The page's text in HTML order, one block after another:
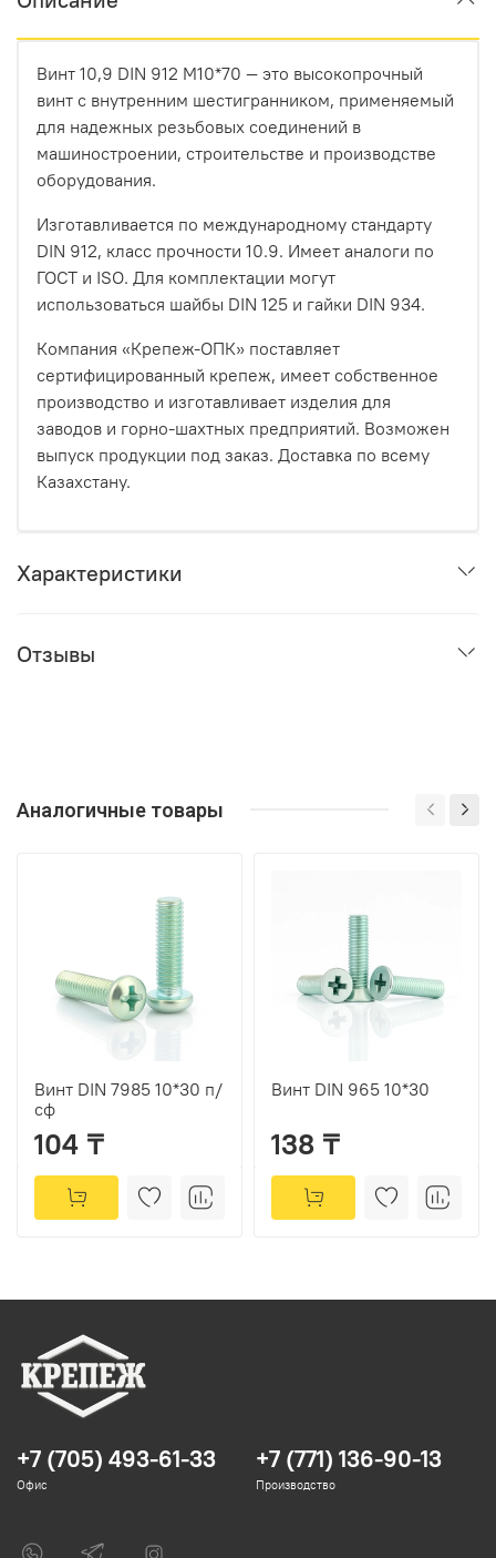
Винт 10,9 DIN 912 М10*70 — это высокопрочный
винт с внутренним шестигранником, применяемый
для надежных резьбовых соединений в
машиностроении, строительстве и производстве
оборудования.
Изготавливается по международному стандарту
DIN 912, класс прочности 10.9. Имеет аналоги по
ГОСТ и ISO. Для комплектации могут
использоваться шайбы DIN 125 и гайки DIN 934.
Компания «Крепеж-ОПК» поставляет
сертифицированный крепеж, имеет собственное
производство и изготавливает изделия для
заводов и горно-шахтных предприятий. Возможен
выпуск продукции под заказ. Доставка по всему
Казахстану.
Характеристики
Отзывы
Аналогичные товары
Винт DIN 7985 10*30 п/
сф
104 ₸
Винт DIN 965 10*30
138 ₸
+7 (705) 493-61-33
Офис
+7 (771) 136-90-13
Производство